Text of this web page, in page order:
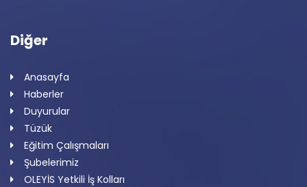
Diğer
Anasayfa
Haberler
Duyurular
Tüzük
Eğitim Çalışmaları
Şubelerimiz
OLEYİS Yetkili İş Kolları